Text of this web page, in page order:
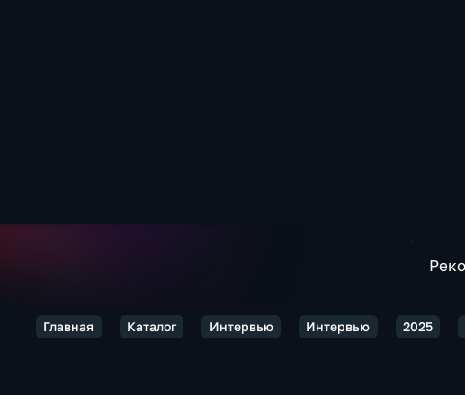
Главная Каталог Интервью Интервью 2025